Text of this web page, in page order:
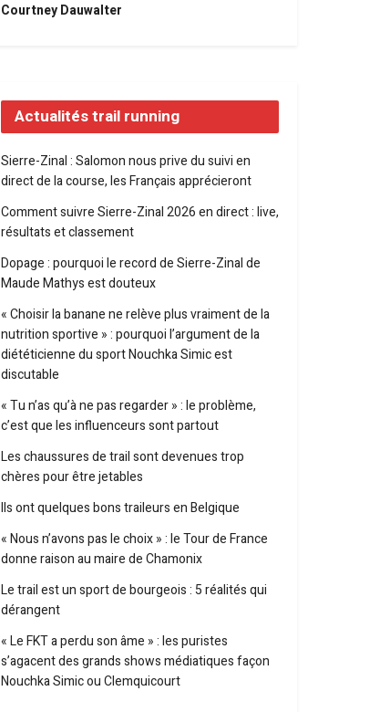
Courtney Dauwalter
Actualités trail running
Sierre-Zinal : Salomon nous prive du suivi en
direct de la course, les Français apprécieront
Comment suivre Sierre-Zinal 2026 en direct : live,
résultats et classement
Dopage : pourquoi le record de Sierre-Zinal de
Maude Mathys est douteux
« Choisir la banane ne relève plus vraiment de la
nutrition sportive » : pourquoi l’argument de la
diététicienne du sport Nouchka Simic est
discutable
« Tu n’as qu’à ne pas regarder » : le problème,
c’est que les influenceurs sont partout
Les chaussures de trail sont devenues trop
chères pour être jetables
Ils ont quelques bons traileurs en Belgique
« Nous n’avons pas le choix » : le Tour de France
donne raison au maire de Chamonix
Le trail est un sport de bourgeois : 5 réalités qui
dérangent
« Le FKT a perdu son âme » : les puristes
s’agacent des grands shows médiatiques façon
Nouchka Simic ou Clemquicourt